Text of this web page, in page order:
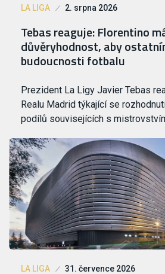
LA LIGA 2. srpna 2026
Tebas reaguje: Florentino
důvěryhodnost, aby
budoucnosti fotbalu
Prezident La Ligy Javier Tebas
Realu Madrid týkající se
podílů souvisejících s
LA LIGA 31. července 2026